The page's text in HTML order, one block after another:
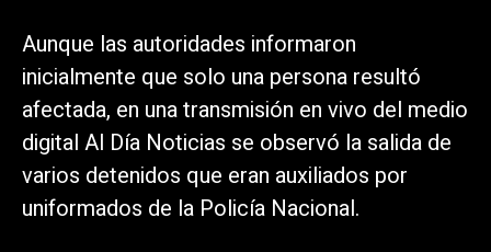
Aunque las autoridades informaron
inicialmente que solo una persona resultó
afectada, en una transmisión en vivo del medio
digital Al Día Noticias se observó la salida de
varios detenidos que eran auxiliados por
uniformados de la Policía Nacional.